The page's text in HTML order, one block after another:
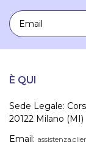
Email
È QUI
Sede Legale:
20122 Milano (MI)
Email: